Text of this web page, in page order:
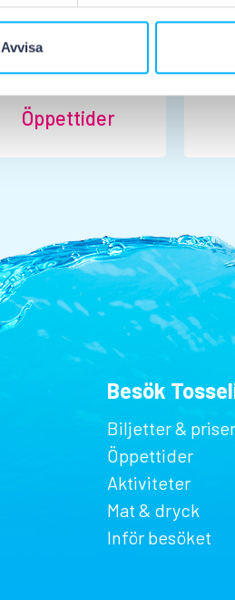
Avvisa
Öppettider
Besök
Biljetter & priser
Öppettider
Aktiviteter
Mat & dryck
Inför besöket